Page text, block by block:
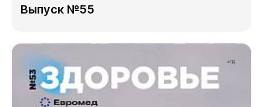
Выпуск №55